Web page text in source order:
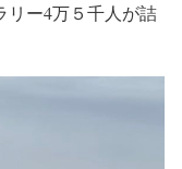
ー4万５千人が詰